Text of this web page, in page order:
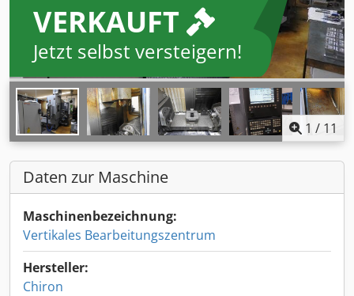
VERKAUFT
Jetzt selbst versteigern!
1 / 11
Daten zur Maschine
Maschinenbezeichnung:
Vertikales Bearbeitungszentrum
Hersteller:
Chiron